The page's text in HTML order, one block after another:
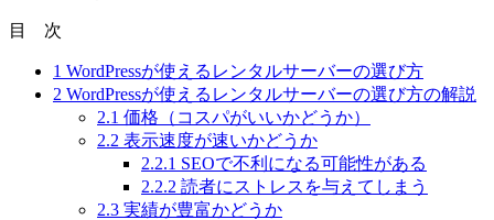
目 次
1 WordPressが使えるレンタルサーバーの選び方
2 WordPressが使えるレンタルサーバーの選び方の解説
2.1 価格（コスパがいいかどうか）
2.2 表示速度が速いかどうか
2.2.1 SEOで不利になる可能性がある
2.2.2 読者にストレスを与えてしまう
2.3 実績が豊富かどうか